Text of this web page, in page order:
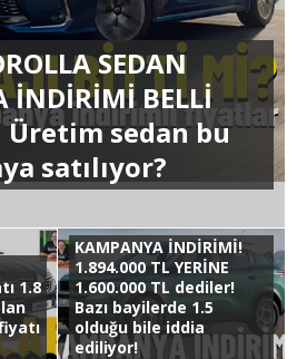
SEDAN
İNDİRİMİ BELLİ
Üretim sedan bu
satılıyor?
1.8
KAMPANYA İNDİRİMİ!
1.894.000 TL YERİNE
1.600.000 TL dediler!
Bazı bayilerde 1.5
olduğu bile iddia
ediliyor!